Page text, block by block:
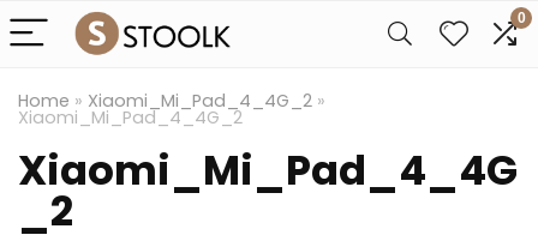
0
Home » Xiaomi_Mi_Pad_4_4G_2 »
Xiaomi_Mi_Pad_4_4G_2
Xiaomi_Mi_Pad_4_4G
_2